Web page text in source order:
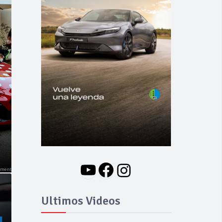
YouTube
Facebook
Instagram
Ultimos Videos